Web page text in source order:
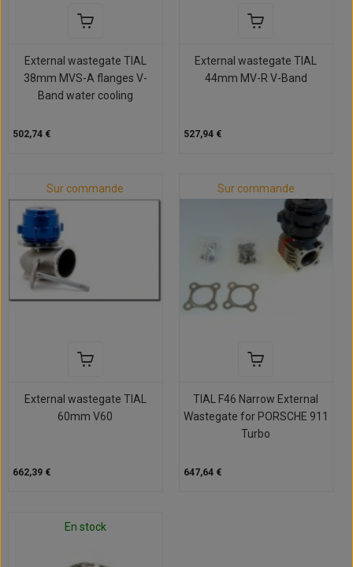
External wastegate TIAL
38mm MVS-A flanges V-
Band water cooling
502,74 €
External wastegate TIAL
44mm MV-R V-Band
527,94 €
Sur commande
External wastegate TIAL
60mm V60
662,39 €
Sur commande
TIAL F46 Narrow External
Wastegate for PORSCHE 911
Turbo
647,64 €
En stock